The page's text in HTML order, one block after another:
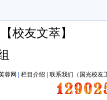
校友文萃】
蓉网 |栏目介绍 |联系我们（国光校友